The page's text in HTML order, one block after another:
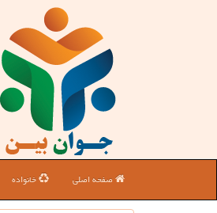
صفحه اصلی خانواده